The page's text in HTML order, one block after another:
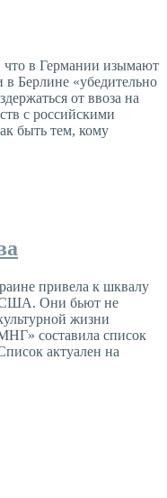
в Германии изымают
Берлине «убедительно
от ввоза на
с российскими
быть тем, кому
привела к шквалу
США. Они бьют не
жизни
составила список
актуален на